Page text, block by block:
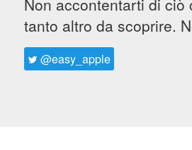
tanto altro da scoprire.
@easy_apple